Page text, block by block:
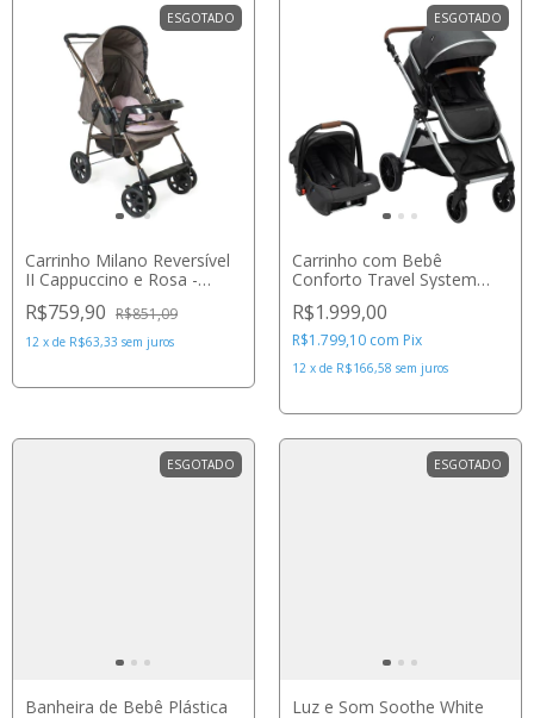
ESGOTADO
Carrinho Milano Reversível
II Cappuccino e Rosa -
R$759,90 R$851,09
12 x de R$63,33 sem juros
ESGOTADO
Carrinho com Bebê
Conforto Travel System
Infanti
R$1.999,00
R$1.799,10 com Pix
12 x de R$166,58 sem juros
ESGOTADO
Banheira de Bebê Plástica
ESGOTADO
Luz e Som Soothe White